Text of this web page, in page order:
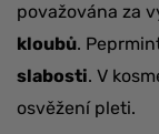
považována za
kloubů.
slabosti. V
osvěžení pleti.